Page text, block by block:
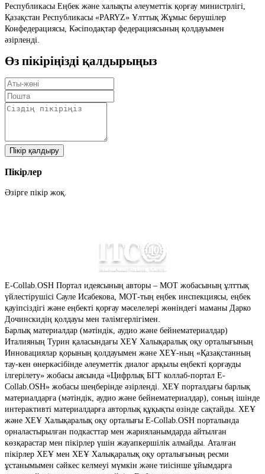
Республикасы Еңбек және халықты әлеуметтік қорғау министрлігі,
Қазақстан Республикасы «PARYZ» Ұлттық Жұмыс берушілер
Конфедерациясы, Кәсіподақтар федерациясының қолдауымен
әзірленді.
Өз пікіріңізді қалдырыңыз
Пікір қалдыру
Пікірлер
Әзірге пікір жоқ.
E-Collab.OSH Портал идеясының авторы – МОТ жобасының ұлттық
үйлестірушісі Сауле Исабекова, МОТ-тың еңбек инспекциясы, еңбек
қауіпсіздігі және еңбекті қорғау мәселелері жөніндегі маманы Дарко
Дочинскидің қолдауы мен тәлімгерлігімен.
Барлық материалдар (мәтіндік, аудио және бейнематериалдар)
Италияның Турин қаласындағы ХЕҰ Халықаралық оқу орталығының
Инновациялар қорының қолдауымен және ХЕҰ-ның «Қазақстанның
тау-кен өнеркәсібінде әлеуметтік диалог арқылы еңбекті қорғауды
ілгерілету» жобасы аясында «Цифрлық БГТ коллаб-портал E-
Collab.OSH» жобасы шеңберінде әзірленді. ХЕҰ порталдағы барлық
материалдарға (мәтіндік, аудио және бейнематериалдар), соның ішінде
интерактивті материалдарға авторлық құқықты өзінде сақтайды. ХЕҰ
және ХЕҰ Халықаралық оқу орталығы E-Collab.OSH порталында
орналастырылған подкасттар мен жарияланымдарда айтылған
көзқарастар мен пікірлер үшін жауапкершілік алмайды. Аталған
пікірлер ХЕҰ мен ХЕҰ Халықаралық оқу орталығының ресми
ұстанымымен сәйкес келмеуі мүмкін және тиісінше ұйымдарға